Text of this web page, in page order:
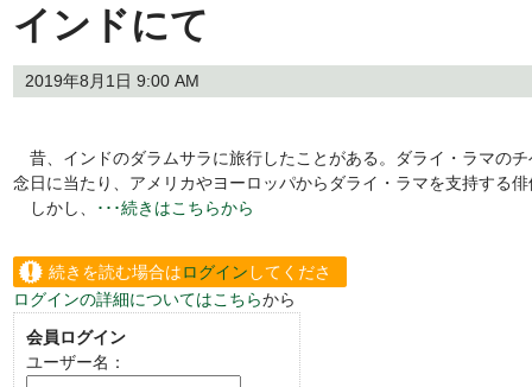
インドにて
2019年8月1日 9:00 AM
昔、インドのダラムサラに旅行したことがある。ダライ・ラマの
念日に当たり、アメリカやヨーロッパからダライ・ラマを支持する
しかし、
･･･続きはこちらから
続きを読む場合はログイン してくださ
い。
ログインの詳細についてはこちらから
会員ログイン
ユーザー名：